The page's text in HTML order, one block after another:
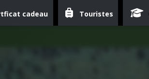
cadeau Touristes